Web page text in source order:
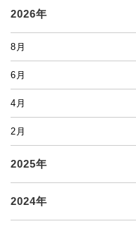
2026年
8月
6月
4月
2月
2025年
2024年